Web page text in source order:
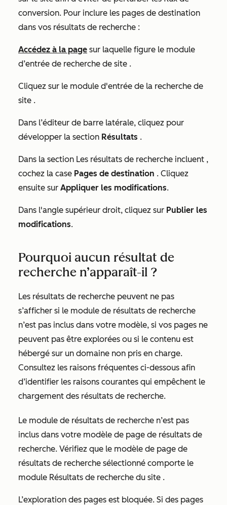
conversion. Pour inclure les pages de destination
dans vos résultats de recherche :
Accédez à la page sur laquelle figure le module
d’entrée de recherche de site .
Cliquez sur le module d'entrée de la recherche de
site .
Dans l’éditeur de barre latérale, cliquez pour
développer la section Résultats .
Dans la section Les résultats de recherche incluent ,
cochez la case Pages de destination . Cliquez
ensuite sur Appliquer les modifications.
Dans l'angle supérieur droit, cliquez sur Publier les
modifications.
Pourquoi aucun résultat de
recherche n’apparaît-il ?
Les résultats de recherche peuvent ne pas
s’afficher si le module de résultats de recherche
n’est pas inclus dans votre modèle, si vos pages ne
peuvent pas être explorées ou si le contenu est
hébergé sur un domaine non pris en charge.
Consultez les raisons fréquentes ci-dessous afin
d’identifier les raisons courantes qui empêchent le
chargement des résultats de recherche.
Le module de résultats de recherche n’est pas
inclus dans votre modèle de page de résultats de
recherche. Vérifiez que le modèle de page de
résultats de recherche sélectionné comporte le
module Résultats de recherche du site .
L’exploration des pages est bloquée. Si des pages